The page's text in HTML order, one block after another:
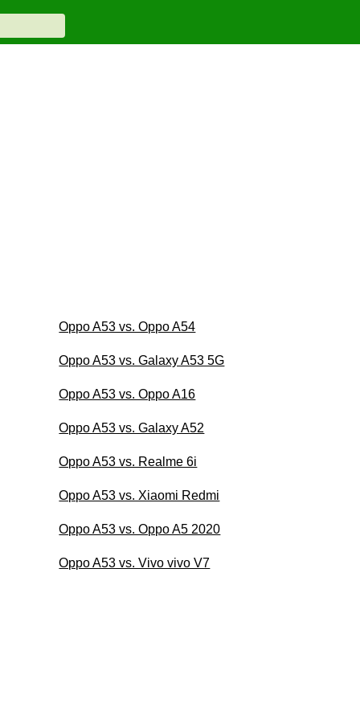
Oppo A53 vs. Oppo A54
Oppo A53 vs. Galaxy A53 5G
Oppo A53 vs. Oppo A16
Oppo A53 vs. Galaxy A52
Oppo A53 vs. Realme 6i
Oppo A53 vs. Xiaomi Redmi
Oppo A53 vs. Oppo A5 2020
Oppo A53 vs. Vivo vivo V7